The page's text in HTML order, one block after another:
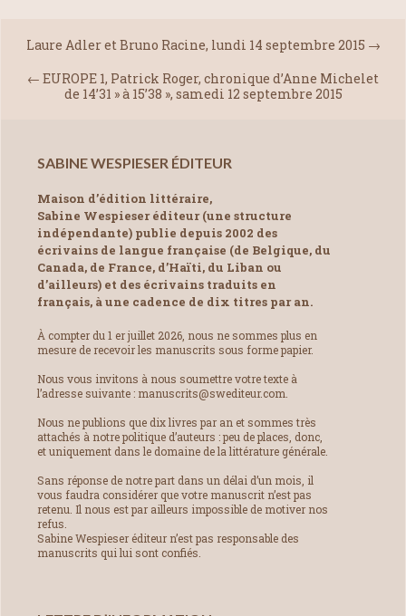
Laure Adler et Bruno Racine, lundi 14 septembre 2015 →
← EUROPE 1, Patrick Roger, chronique d’Anne Michelet
de 14’31 » à 15’38 », samedi 12 septembre 2015
SABINE WESPIESER ÉDITEUR
Maison d’édition littéraire,
Sabine Wespieser éditeur (une structure
indépendante) publie depuis 2002 des
écrivains de langue française (de Belgique, du
Canada, de France, d’Haïti, du Liban ou
d’ailleurs) et des écrivains traduits en
français, à une cadence de dix titres par an.
À compter du 1 er juillet 2026, nous ne sommes plus en
mesure de recevoir les manuscrits sous forme papier.
Nous vous invitons à nous soumettre votre texte à
l’adresse suivante : manuscrits@swediteur.com.
Nous ne publions que dix livres par an et sommes très
attachés à notre politique d’auteurs : peu de places, donc,
et uniquement dans le domaine de la littérature générale.
Sans réponse de notre part dans un délai d’un mois, il
vous faudra considérer que votre manuscrit n’est pas
retenu. Il nous est par ailleurs impossible de motiver nos
refus.
Sabine Wespieser éditeur n’est pas responsable des
manuscrits qui lui sont confiés.